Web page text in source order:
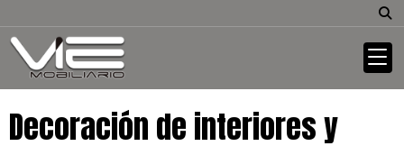
Decoración de interiores y